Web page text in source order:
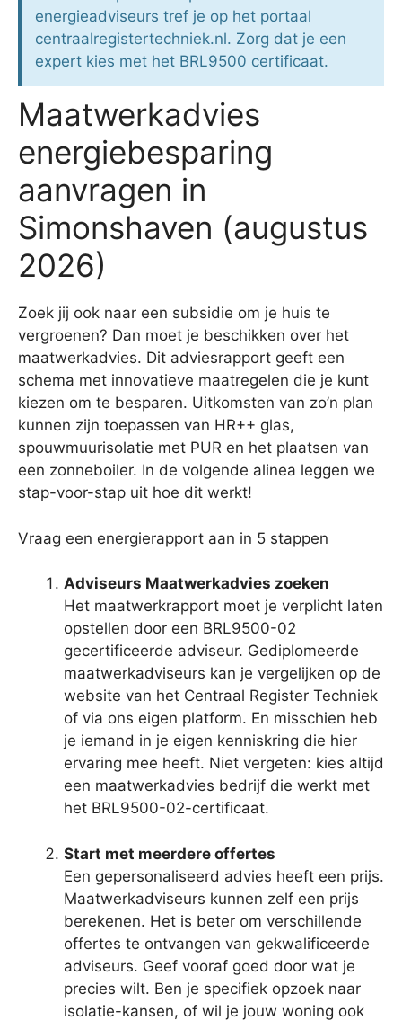
energieadviseurs tref je op het portaal
centraalregistertechniek.nl. Zorg dat je een
expert kies met het BRL9500 certificaat.
Maatwerkadvies
energiebesparing
aanvragen in
Simonshaven (augustus
2026)
Zoek jij ook naar een subsidie om je huis te
vergroenen? Dan moet je beschikken over het
maatwerkadvies. Dit adviesrapport geeft een
schema met innovatieve maatregelen die je kunt
kiezen om te besparen. Uitkomsten van zo’n plan
kunnen zijn toepassen van HR++ glas,
spouwmuurisolatie met PUR en het plaatsen van
een zonneboiler. In de volgende alinea leggen we
stap-voor-stap uit hoe dit werkt!
Vraag een energierapport aan in 5 stappen
Adviseurs Maatwerkadvies zoeken
Het maatwerkrapport moet je verplicht laten
opstellen door een BRL9500-02
gecertificeerde adviseur. Gediplomeerde
maatwerkadviseurs kan je vergelijken op de
website van het Centraal Register Techniek
of via ons eigen platform. En misschien heb
je iemand in je eigen kenniskring die hier
ervaring mee heeft. Niet vergeten: kies altijd
een maatwerkadvies bedrijf die werkt met
het BRL9500-02-certificaat.
Start met meerdere offertes
Een gepersonaliseerd advies heeft een prijs.
Maatwerkadviseurs kunnen zelf een prijs
berekenen. Het is beter om verschillende
offertes te ontvangen van gekwalificeerde
adviseurs. Geef vooraf goed door wat je
precies wilt. Ben je specifiek opzoek naar
isolatie-kansen, of wil je jouw woning ook